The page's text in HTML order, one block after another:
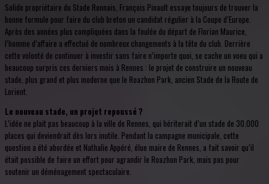
Solide propriétaire du Stade Rennais, François Pinault essaye toujours de trouver la
bonne formule pour faire du club breton un candidat régulier à la Coupe d’Europe.
Après des années plus compliquées dans la foulée du départ de Florian Maurice,
l’homme d’affaire a effectué de nombreux changements à la tête du club. Derrière
cette volonté de continuer à investir sans faire n’importe quoi, se cache un voeu qui a
beaucoup surpris ces derniers mois à Rennes : le projet de construire un nouveau
stade, plus grand et plus moderne que le Roazhon Park, ancien Stade de la Route de
Lorient.
Le nouveau stade, un projet repoussé ?
L’idée ne plait pas beaucoup à la ville de Rennes, qui hériterait d’un stade de 30.000
places qui deviendrait dès lors inutile. Pendant la campagne municipale, cette
question a été abordée et Nathalie Appéré, élue maire de Rennes, a fait savoir qu’il
était possible de faire un effort pour agrandir le Roazhon Park, mais pas pour
soutenir un déménagement spectaculaire.